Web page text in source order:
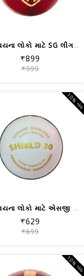
પુખ્ત વયના લોકો માટે SG લીગ ક્રિકેટ બ...
₹899
₹999
પુખ્ત વયના લોકો માટે એસજી શિલ્ડ 30 ક્...
₹629
₹699
10%
10%